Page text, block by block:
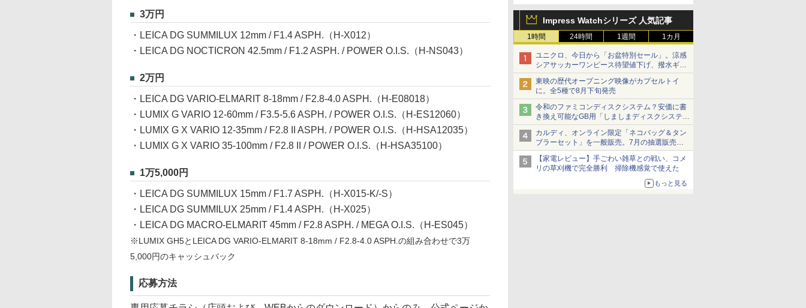
Impress Watchシリーズ 人気記事
1時間 24時間 1週間 1カ月
ユニクロ、今日から「お盆特別セール」。涼感
シアサッカーワンピース待望値下げ、撥水ギア
ショーツは1990円に
東映の歴代オープニング映像がカプセルトイ
に。全5種で8月下旬発売
令和のファミコンディスクシステム？安価に書
き換え可能なGB用「しましまディスクシステ
ム」
カルディ、オンライン限定「ネコバッグ＆タン
ブラーセット」を一般販売。7月の抽選販売の
当選無効分
【家電レビュー】手ごわい雑草との戦い、コメ
リの草刈機で完全勝利 掃除機感覚で使えた
もっと見る
3万円
・LEICA DG SUMMILUX 12mm / F1.4 ASPH.（H-X012）
・LEICA DG NOCTICRON 42.5mm / F1.2 ASPH. / POWER O.I.S.（H-NS043）
2万円
・LEICA DG VARIO-ELMARIT 8-18mm / F2.8-4.0 ASPH.（H-E08018）
・LUMIX G VARIO 12-60mm / F3.5-5.6 ASPH. / POWER O.I.S.（H-ES12060）
・LUMIX G X VARIO 12-35mm / F2.8 II ASPH. / POWER O.I.S.（H-HSA12035）
・LUMIX G X VARIO 35-100mm / F2.8 II / POWER O.I.S.（H-HSA35100）
1万5,000円
・LEICA DG SUMMILUX 15mm / F1.7 ASPH.（H-X015-K/-S）
・LEICA DG SUMMILUX 25mm / F1.4 ASPH.（H-X025）
・LEICA DG MACRO-ELMARIT 45mm / F2.8 ASPH. / MEGA O.I.S.（H-ES045）
※LUMIX GH5とLEICA DG VARIO-ELMARIT 8-18mm / F2.8-4.0 ASPH.の組み合わせで3万
5,000円のキャッシュバック
応募方法